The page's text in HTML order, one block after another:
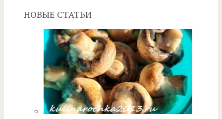
НОВЫЕ СТАТЬИ